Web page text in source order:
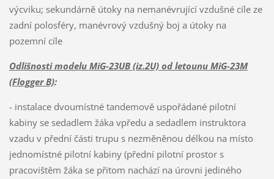
výcviku; sekundárně útoky na nemanévrující vzdušné cíle ze
zadní polosféry, manévrový vzdušný boj a útoky na
pozemní cíle
Odlišnosti modelu MiG-23UB (iz.2U) od letounu MiG-23M
(Flogger B):
- instalace dvoumístné tandemově uspořádané pilotní
kabiny se sedadlem žáka vpředu a sedadlem instruktora
vzadu v přední části trupu s nezměněnou délkou na místo
jednomístné pilotní kabiny (přední pilotní prostor s
pracovištěm žáka se přitom nachází na úrovni jediného